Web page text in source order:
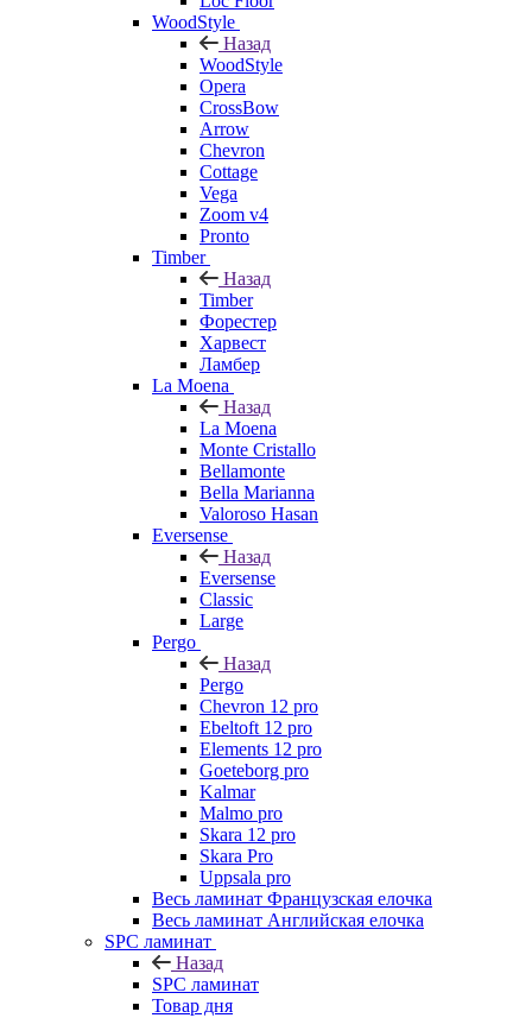
WoodStyle
Назад
WoodStyle
Opera
CrossBow
Arrow
Chevron
Cottage
Vega
Zoom v4
Pronto
Timber
Назад
Timber
Форестер
Харвест
Ламбер
La Moena
Назад
La Moena
Monte Cristallo
Bellamonte
Bella Marianna
Valoroso Hasan
Eversense
Назад
Eversense
Classic
Large
Pergo
Назад
Pergo
Chevron 12 pro
Ebeltoft 12 pro
Elements 12 pro
Goeteborg pro
Kalmar
Malmo pro
Skara 12 pro
Skara Pro
Uppsala pro
Весь ламинат Французская елочка
Весь ламинат Английская елочка
SPC ламинат
Назад
SPC ламинат
Товар дня